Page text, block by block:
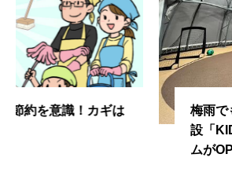
梅雨でも楽しめる！遊べる屋内
設「KIDS PLAYGROUND//